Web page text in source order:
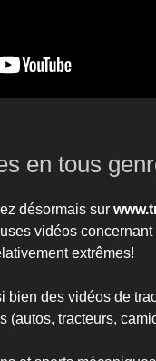
en tous
désormais sur
vidéos
extrêmes!
bien des vidéos de
(autos, tracteurs,